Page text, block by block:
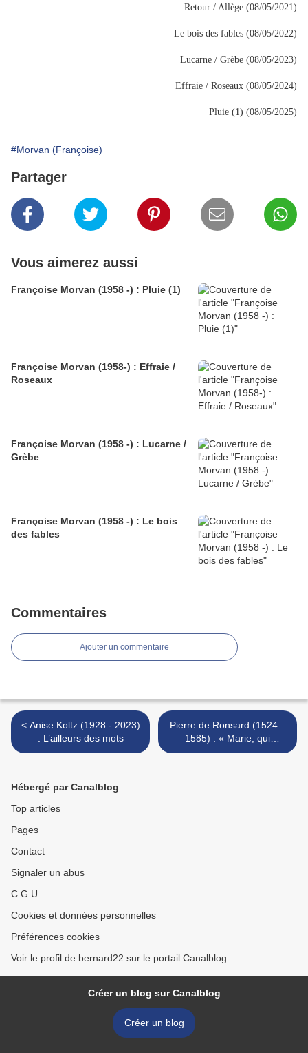
Retour / Allège (08/05/2021)
Le bois des fables (08/05/2022)
Lucarne / Grèbe (08/05/2023)
Effraie / Roseaux (08/05/2024)
Pluie (1) (08/05/2025)
#Morvan (Françoise)
Partager
Vous aimerez aussi
Françoise Morvan (1958 -) : Pluie (1)
Françoise Morvan (1958-) : Effraie /
Roseaux
Françoise Morvan (1958 -) : Lucarne /
Grèbe
Françoise Morvan (1958 -) : Le bois
des fables
Commentaires
Ajouter un commentaire
< Anise Koltz (1928 - 2023)
: L’ailleurs des mots
Pierre de Ronsard (1524 –
1585) : « Marie, qui
voudrait votre nom
Hébergé par Canalblog
Top articles
Pages
Contact
Signaler un abus
C.G.U.
Cookies et données personnelles
Préférences cookies
Voir le profil de bernard22 sur le portail Canalblog
Créer un blog sur Canalblog
Créer un blog